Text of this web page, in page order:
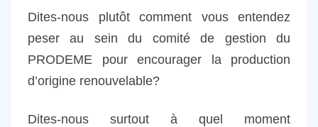
Dites-nous plutôt comment vous entendez
peser au sein du comité de gestion du
PRODEME pour encourager la production
d’origine renouvelable?
Dites-nous surtout à quel moment